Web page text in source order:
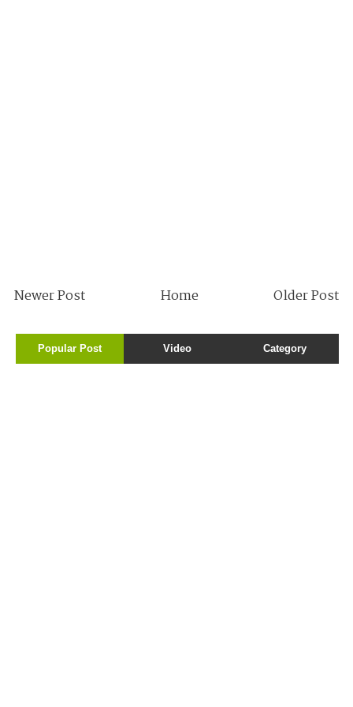
Newer Post Older Post
Home
Popular Post Video Category